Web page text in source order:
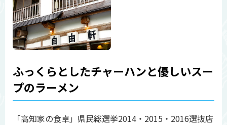
ふっくらとしたチャーハンと優しいスー
プのラーメン
「高知家の食卓」県民総選挙2014・2015・2016選抜店